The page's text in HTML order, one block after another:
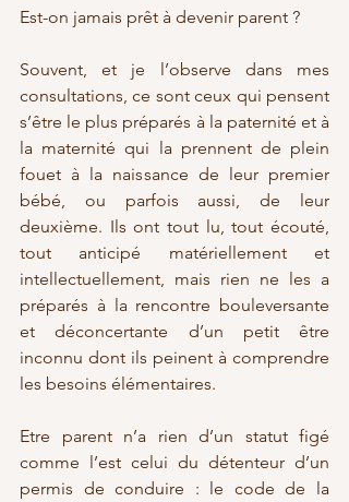
Est-on jamais prêt à devenir parent ?
Souvent, et je l’observe dans mes
consultations, ce sont ceux qui pensent
s’être le plus préparés à la paternité et à
la maternité qui la prennent de plein
fouet à la naissance de leur premier
bébé, ou parfois aussi, de leur
deuxième. Ils ont tout lu, tout écouté,
tout anticipé matériellement et
intellectuellement, mais rien ne les a
préparés à la rencontre bouleversante
et déconcertante d’un petit être
inconnu dont ils peinent à comprendre
les besoins élémentaires.
Etre parent n’a rien d’un statut figé
comme l’est celui du détenteur d’un
permis de conduire : le code de la